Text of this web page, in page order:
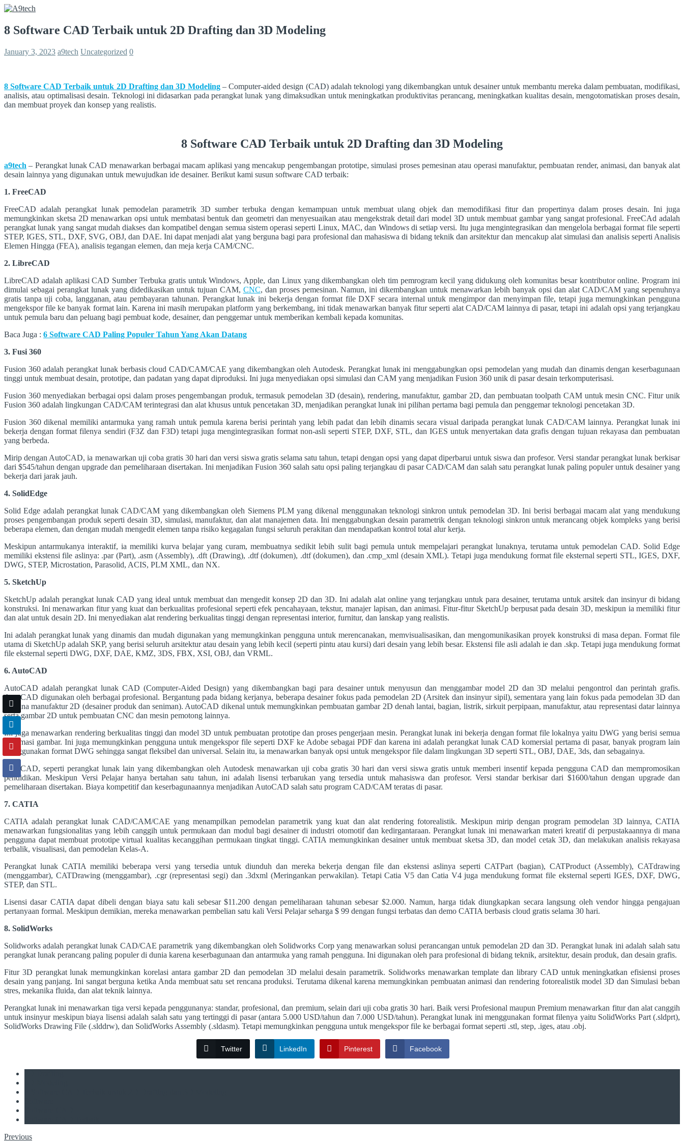
8 Software CAD Terbaik untuk 2D Drafting dan 3D Modeling
January 3, 2023 a9tech Uncategorized 0
8 Software CAD Terbaik untuk 2D Drafting dan 3D Modeling – Computer-aided design (CAD) adalah teknologi yang dikembangkan untuk desainer untuk membantu mereka dalam pembuatan, modifikasi,
analisis, atau optimalisasi desain. Teknologi ini didasarkan pada perangkat lunak yang dimaksudkan untuk meningkatkan produktivitas perancang, meningkatkan kualitas desain, mengotomatiskan proses desain,
dan membuat proyek dan konsep yang realistis.
8 Software CAD Terbaik untuk 2D Drafting dan 3D Modeling
a9tech – Perangkat lunak CAD menawarkan berbagai macam aplikasi yang mencakup pengembangan prototipe, simulasi proses pemesinan atau operasi manufaktur, pembuatan render, animasi, dan banyak alat
desain lainnya yang digunakan untuk mewujudkan ide desainer. Berikut kami susun software CAD terbaik:
1. FreeCAD
FreeCAD adalah perangkat lunak pemodelan parametrik 3D sumber terbuka dengan kemampuan untuk membuat ulang objek dan memodifikasi fitur dan propertinya dalam proses desain. Ini juga
memungkinkan sketsa 2D menawarkan opsi untuk membatasi bentuk dan geometri dan menyesuaikan atau mengekstrak detail dari model 3D untuk membuat gambar yang sangat profesional. FreeCAd adalah
perangkat lunak yang sangat mudah diakses dan kompatibel dengan semua sistem operasi seperti Linux, MAC, dan Windows di setiap versi. Itu juga mengintegrasikan dan mengelola berbagai format file seperti
STEP, IGES, STL, DXF, SVG, OBJ, dan DAE. Ini dapat menjadi alat yang berguna bagi para profesional dan mahasiswa di bidang teknik dan arsitektur dan mencakup alat simulasi dan analisis seperti Analisis
Elemen Hingga (FEA), analisis tegangan elemen, dan meja kerja CAM/CNC.
2. LibreCAD
LibreCAD adalah aplikasi CAD Sumber Terbuka gratis untuk Windows, Apple, dan Linux yang dikembangkan oleh tim pemrogram kecil yang didukung oleh komunitas besar kontributor online. Program ini
dimulai sebagai perangkat lunak yang didedikasikan untuk tujuan CAM, CNC, dan proses pemesinan. Namun, ini dikembangkan untuk menawarkan lebih banyak opsi dan alat CAD/CAM yang sepenuhnya
gratis tanpa uji coba, langganan, atau pembayaran tahunan. Perangkat lunak ini bekerja dengan format file DXF secara internal untuk mengimpor dan menyimpan file, tetapi juga memungkinkan pengguna
mengekspor file ke banyak format lain. Karena ini masih merupakan platform yang berkembang, ini tidak menawarkan banyak fitur seperti alat CAD/CAM lainnya di pasar, tetapi ini adalah opsi yang terjangkau
untuk pemula baru dan peluang bagi pembuat kode, desainer, dan penggemar untuk memberikan kembali kepada komunitas.
Baca Juga : 6 Software CAD Paling Populer Tahun Yang Akan Datang
3. Fusi 360
Fusion 360 adalah perangkat lunak berbasis cloud CAD/CAM/CAE yang dikembangkan oleh Autodesk. Perangkat lunak ini menggabungkan opsi pemodelan yang mudah dan dinamis dengan keserbagunaan
tinggi untuk membuat desain, prototipe, dan padatan yang dapat diproduksi. Ini juga menyediakan opsi simulasi dan CAM yang menjadikan Fusion 360 unik di pasar desain terkomputerisasi.
Fusion 360 menyediakan berbagai opsi dalam proses pengembangan produk, termasuk pemodelan 3D (desain), rendering, manufaktur, gambar 2D, dan pembuatan toolpath CAM untuk mesin CNC. Fitur unik
Fusion 360 adalah lingkungan CAD/CAM terintegrasi dan alat khusus untuk pencetakan 3D, menjadikan perangkat lunak ini pilihan pertama bagi pemula dan penggemar teknologi pencetakan 3D.
Fusion 360 dikenal memiliki antarmuka yang ramah untuk pemula karena berisi perintah yang lebih padat dan lebih dinamis secara visual daripada perangkat lunak CAD/CAM lainnya. Perangkat lunak ini
bekerja dengan format filenya sendiri (F3Z dan F3D) tetapi juga mengintegrasikan format non-asli seperti STEP, DXF, STL, dan IGES untuk menyertakan data grafis dengan tujuan rekayasa dan pembuatan
yang berbeda.
Mirip dengan AutoCAD, ia menawarkan uji coba gratis 30 hari dan versi siswa gratis selama satu tahun, tetapi dengan opsi yang dapat diperbarui untuk siswa dan profesor. Versi standar perangkat lunak berkisar
dari $545/tahun dengan upgrade dan pemeliharaan disertakan. Ini menjadikan Fusion 360 salah satu opsi paling terjangkau di pasar CAD/CAM dan salah satu perangkat lunak paling populer untuk desainer yang
bekerja dari jarak jauh.
4. SolidEdge
Solid Edge adalah perangkat lunak CAD/CAM yang dikembangkan oleh Siemens PLM yang dikenal menggunakan teknologi sinkron untuk pemodelan 3D. Ini berisi berbagai macam alat yang mendukung
proses pengembangan produk seperti desain 3D, simulasi, manufaktur, dan alat manajemen data. Ini menggabungkan desain parametrik dengan teknologi sinkron untuk merancang objek kompleks yang berisi
beberapa elemen, dan dengan mudah mengedit elemen tanpa risiko kegagalan fungsi seluruh perakitan dan mendapatkan kontrol total alur kerja.
Meskipun antarmukanya interaktif, ia memiliki kurva belajar yang curam, membuatnya sedikit lebih sulit bagi pemula untuk mempelajari perangkat lunaknya, terutama untuk pemodelan CAD. Solid Edge
memiliki ekstensi file aslinya: .par (Part), .asm (Assembly), .dft (Drawing), .dtf (dokumen), .dtf (dokumen), dan .cmp_xml (desain XML). Tetapi juga mendukung format file eksternal seperti STL, IGES, DXF,
DWG, STEP, Microstation, Parasolid, ACIS, PLM XML, dan NX.
5. SketchUp
SketchUp adalah perangkat lunak CAD yang ideal untuk membuat dan mengedit konsep 2D dan 3D. Ini adalah alat online yang terjangkau untuk para desainer, terutama untuk arsitek dan insinyur di bidang
konstruksi. Ini menawarkan fitur yang kuat dan berkualitas profesional seperti efek pencahayaan, tekstur, manajer lapisan, dan animasi. Fitur-fitur SketchUp berpusat pada desain 3D, meskipun ia memiliki fitur
dan alat untuk desain 2D. Ini menyediakan alat rendering berkualitas tinggi dengan representasi interior, furnitur, dan lanskap yang realistis.
Ini adalah perangkat lunak yang dinamis dan mudah digunakan yang memungkinkan pengguna untuk merencanakan, memvisualisasikan, dan mengomunikasikan proyek konstruksi di masa depan. Format file
utama di SketchUp adalah SKP, yang berisi seluruh arsitektur atau desain yang lebih kecil (seperti pintu atau kursi) dari desain yang lebih besar. Ekstensi file asli adalah ie dan .skp. Tetapi juga mendukung format
file eksternal seperti DWG, DXF, DAE, KMZ, 3DS, FBX, XSI, OBJ, dan VRML.
6. AutoCAD
AutoCAD adalah perangkat lunak CAD (Computer-Aided Design) yang dikembangkan bagi para desainer untuk menyusun dan menggambar model 2D dan 3D melalui pengontrol dan perintah grafis.
AutoCAD digunakan oleh berbagai profesional. Bergantung pada bidang kerjanya, beberapa desainer fokus pada pemodelan 2D (Arsitek dan insinyur sipil), sementara yang lain fokus pada pemodelan 3D dan
rencana manufaktur 2D (desainer produk dan seniman). AutoCAD dikenal untuk memungkinkan pembuatan gambar 2D denah lantai, bagian, listrik, sirkuit perpipaan, manufaktur, atau representasi datar lainnya
serta gambar 2D untuk pembuatan CNC dan mesin pemotong lainnya.
Ini juga menawarkan rendering berkualitas tinggi dan model 3D untuk pembuatan prototipe dan proses pengerjaan mesin. Perangkat lunak ini bekerja dengan format file lokalnya yaitu DWG yang berisi semua
informasi gambar. Ini juga memungkinkan pengguna untuk mengekspor file seperti DXF ke Adobe sebagai PDF dan karena ini adalah perangkat lunak CAD komersial pertama di pasar, banyak program lain
menggunakan format DWG sehingga sangat fleksibel dan universal. Selain itu, ia menawarkan banyak opsi untuk mengekspor file dalam lingkungan 3D seperti STL, OBJ, DAE, 3ds, dan sebagainya.
AutoCAD, seperti perangkat lunak lain yang dikembangkan oleh Autodesk menawarkan uji coba gratis 30 hari dan versi siswa gratis untuk memberi insentif kepada pengguna CAD dan mempromosikan
pendidikan. Meskipun Versi Pelajar hanya bertahan satu tahun, ini adalah lisensi terbarukan yang tersedia untuk mahasiswa dan profesor. Versi standar berkisar dari $1600/tahun dengan upgrade dan
pemeliharaan disertakan. Biaya kompetitif dan keserbagunaannya menjadikan AutoCAD salah satu program CAD/CAM teratas di pasar.
7. CATIA
CATIA adalah perangkat lunak CAD/CAM/CAE yang menampilkan pemodelan parametrik yang kuat dan alat rendering fotorealistik. Meskipun mirip dengan program pemodelan 3D lainnya, CATIA
menawarkan fungsionalitas yang lebih canggih untuk permukaan dan modul bagi desainer di industri otomotif dan kedirgantaraan. Perangkat lunak ini menawarkan materi kreatif di perpustakaannya di mana
pengguna dapat membuat prototipe virtual kualitas kecanggihan permukaan tingkat tinggi. CATIA memungkinkan desainer untuk membuat sketsa 3D, dan model cetak 3D, dan melakukan analisis rekayasa
terbalik, visualisasi, dan pemodelan Kelas-A.
Perangkat lunak CATIA memiliki beberapa versi yang tersedia untuk diunduh dan mereka bekerja dengan file dan ekstensi aslinya seperti CATPart (bagian), CATProduct (Assembly), CATdrawing
(menggambar), CATDrawing (menggambar), .cgr (representasi segi) dan .3dxml (Meringankan perwakilan). Tetapi Catia V5 dan Catia V4 juga mendukung format file eksternal seperti IGES, DXF, DWG,
STEP, dan STL.
Lisensi dasar CATIA dapat dibeli dengan biaya satu kali sebesar $11.200 dengan pemeliharaan tahunan sebesar $2.000. Namun, harga tidak diungkapkan secara langsung oleh vendor hingga pengajuan
pertanyaan formal. Meskipun demikian, mereka menawarkan pembelian satu kali Versi Pelajar seharga $ 99 dengan fungsi terbatas dan demo CATIA berbasis cloud gratis selama 30 hari.
8. SolidWorks
Solidworks adalah perangkat lunak CAD/CAE parametrik yang dikembangkan oleh Solidworks Corp yang menawarkan solusi perancangan untuk pemodelan 2D dan 3D. Perangkat lunak ini adalah salah satu
perangkat lunak perancang paling populer di dunia karena keserbagunaan dan antarmuka yang ramah pengguna. Ini digunakan oleh para profesional di bidang teknik, arsitektur, desain produk, dan desain grafis.
Fitur 3D perangkat lunak memungkinkan korelasi antara gambar 2D dan pemodelan 3D melalui desain parametrik. Solidworks menawarkan template dan library CAD untuk meningkatkan efisiensi proses
desain yang panjang. Ini sangat berguna ketika Anda membuat satu set rencana produksi. Terutama dikenal karena memungkinkan pembuatan animasi dan rendering fotorealistik model 3D dan Simulasi beban
stres, mekanika fluida, dan alat teknik lainnya.
Perangkat lunak ini menawarkan tiga versi kepada penggunanya: standar, profesional, dan premium, selain dari uji coba gratis 30 hari. Baik versi Profesional maupun Premium menawarkan fitur dan alat canggih
untuk insinyur meskipun biaya lisensi adalah salah satu yang tertinggi di pasar (antara 5.000 USD/tahun dan 7.000 USD/tahun). Perangkat lunak ini menggunakan format filenya yaitu SolidWorks Part (.sldprt),
SolidWorks Drawing File (.slddrw), dan SolidWorks Assembly (.sldasm). Tetapi memungkinkan pengguna untuk mengekspor file ke berbagai format seperti .stl, step, .iges, atau .obj.
Twitter LinkedIn Pinterest Facebook
Previous